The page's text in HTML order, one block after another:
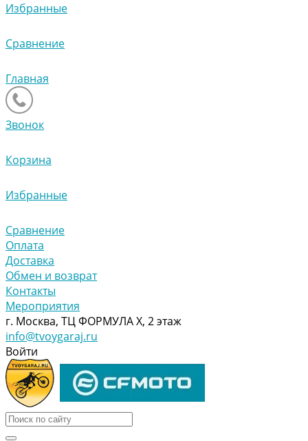
Избранные
Сравнение
Главная
Звонок
Корзина
Избранные
Сравнение
Оплата
Доставка
Обмен и возврат
Контакты
Мероприятия
г. Москва, ТЦ ФОРМУЛА Х, 2 этаж
info@tvoygaraj.ru
Войти